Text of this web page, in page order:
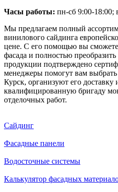
Часы работы: пн-сб 9:00-18:00;
Мы предлагаем полный
винилового сайдинга
цене. С его помощью вы
фасада и полностью
продукции подтверждено
менеджеры помогут вам
Курск, организуют его доставку
квалифицированную бригаду
отделочных работ.
Сайдинг
Фасадные панели
Водосточные системы
Калькулятор фасадных